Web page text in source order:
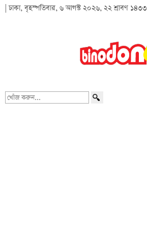
| ঢাকা, বৃহস্পতিবার, ৬ আগস্ট ২০২৬, ২২ শ্রাবণ ১৪৩৩
খোঁজ